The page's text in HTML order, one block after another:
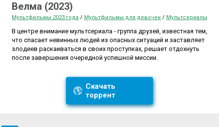
Велма (2023)
Мультфильмы 2023 года / Мультфильмы для девочек / Мультсериалы
В центре внимание мультсериала - группа друзей, известная тем,
что спасает невинных людей из опасных ситуаций и заставляет
злодеев раскаиваться в своих проступках, решает отдохнуть
после завершения очередной успешной миссии.
Скачать
торрент